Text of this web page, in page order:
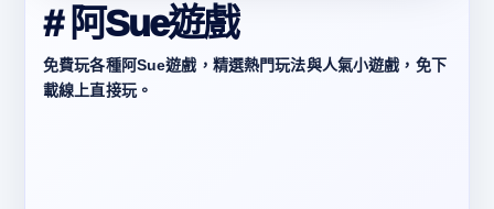
# 阿Sue遊戲
免費玩各種阿Sue遊戲，精選熱門玩法與人氣小遊戲，免下
載線上直接玩。